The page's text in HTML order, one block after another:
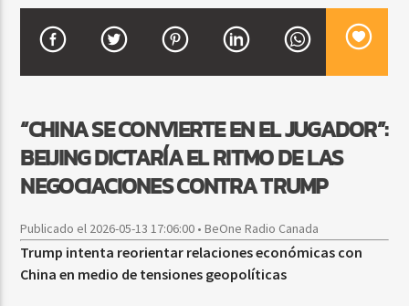
SALSA MATUTINA
6:00 AM 9:00 AM
Beone Radio
“CHINA SE CONVIERTE EN EL JUGADOR”:
BEIJING DICTARÍA EL RITMO DE LAS
NEGOCIACIONES CONTRA TRUMP
Publicado el 2026-05-13 17:06:00 • BeOne Radio Canada
Trump intenta reorientar relaciones económicas con
China en medio de tensiones geopolíticas